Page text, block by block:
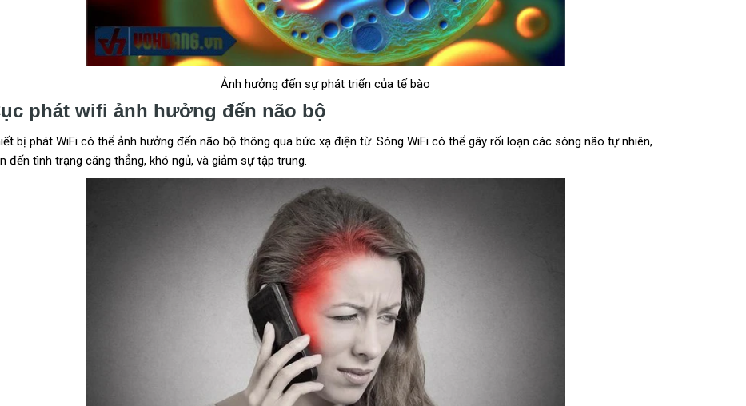
Ảnh hưởng đến sự phát triển của tế bào
phát wifi ảnh hưởng đến não bộ
bị phát WiFi có thể ảnh hưởng đến não bộ thông qua bức xạ điện từ. Sóng WiFi có thể gây rối loạn các sóng não tự nhiên,
đến tình trạng căng thẳng, khó ngủ, và giảm sự tập trung.